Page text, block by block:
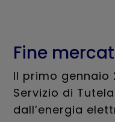
Fine
Il primo gennaio
Servizio di
dall’energia